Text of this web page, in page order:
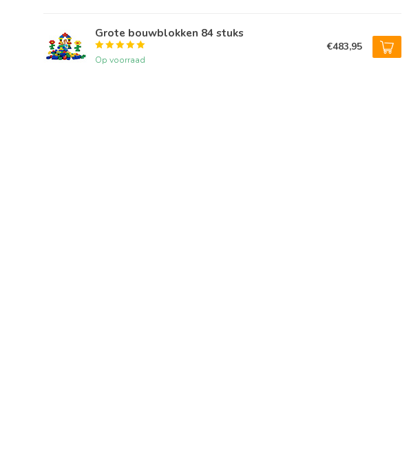
Grote bouwblokken 84 stuks
Op voorraad
€483,95